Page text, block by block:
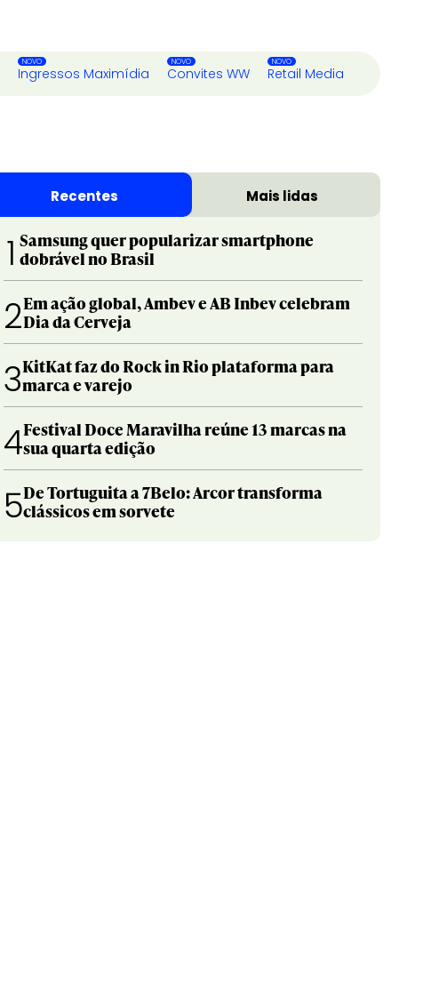
Ingressos Maximídia Convites WW Retail Media
Recentes Mais lidas
1 Samsung quer popularizar smartphone
dobrável no Brasil
2Em ação global, Ambev e AB Inbev celebram
Dia da Cerveja
3KitKat faz do Rock in Rio plataforma para
marca e varejo
4Festival Doce Maravilha reúne 13 marcas na
sua quarta edição
5De Tortuguita a 7Belo: Arcor transforma
clássicos em sorvete